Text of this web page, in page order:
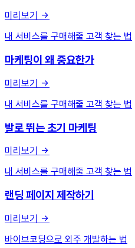
미리보기
내 서비스를 구매해줄 고객 찾는 법
마케팅이 왜 중요한가
미리보기
내 서비스를 구매해줄 고객 찾는 법
발로 뛰는 초기 마케팅
미리보기
내 서비스를 구매해줄 고객 찾는 법
랜딩 페이지 제작하기
미리보기
바이브코딩으로 외주 개발하는 법